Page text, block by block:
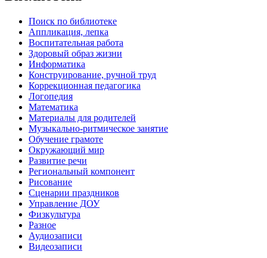
Поиск по библиотеке
Аппликация, лепка
Воспитательная работа
Здоровый образ жизни
Информатика
Конструирование, ручной труд
Коррекционная педагогика
Логопедия
Математика
Материалы для родителей
Музыкально-ритмическое занятие
Обучение грамоте
Окружающий мир
Развитие речи
Региональный компонент
Рисование
Сценарии праздников
Управление ДОУ
Физкультура
Разное
Аудиозаписи
Видеозаписи